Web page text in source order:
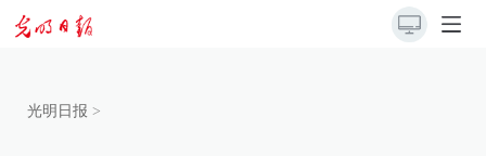
光明日报 >